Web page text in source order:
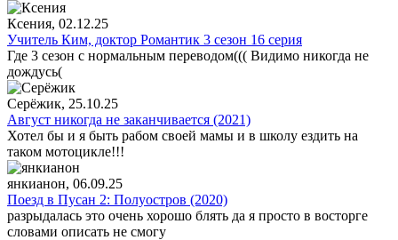
Ксения, 02.12.25
Учитель Ким, доктор Романтик 3 сезон 16 серия
Где 3 сезон с нормальным переводом((( Видимо никогда не
дождусь(
Серёжик, 25.10.25
Август никогда не заканчивается (2021)
Хотел бы и я быть рабом своей мамы и в школу ездить на
таком мотоцикле!!!
янкианон, 06.09.25
Поезд в Пусан 2: Полуостров (2020)
разрыдалась это очень хорошо блять да я просто в восторге
словами описать не смогу